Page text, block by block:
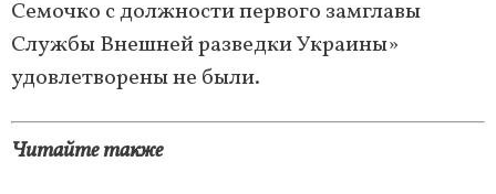
Семочко с должности первого замглавы
Службы Внешней разведки Украины»
удовлетворены не были.
Читайте также